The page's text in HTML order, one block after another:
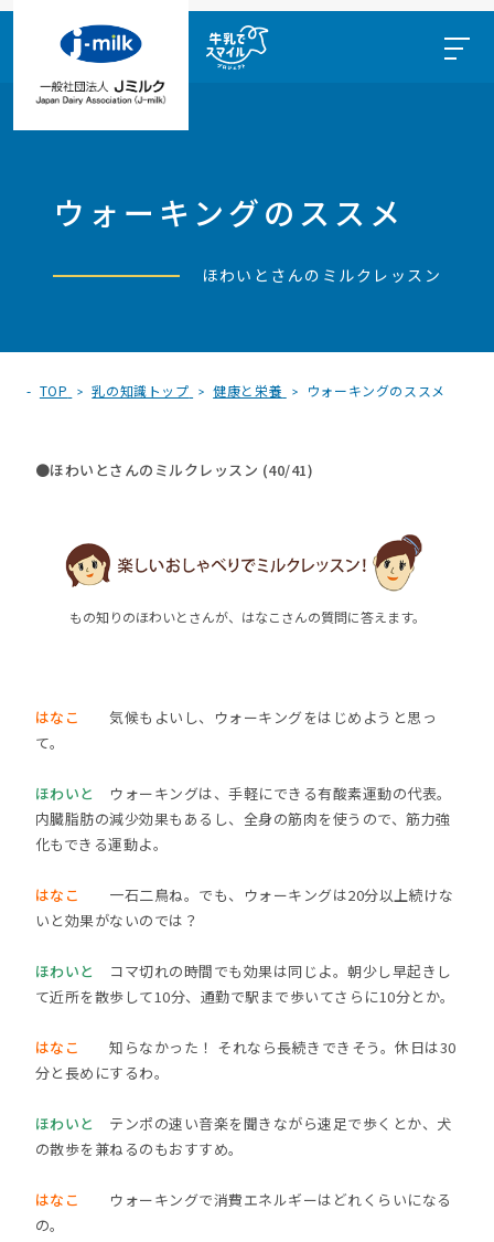
ウォーキングのススメ
ほわいとさんのミルクレッスン
TOP 乳の知識トップ 健康と栄養 ウォーキングのススメ
●ほわいとさんのミルクレッスン (40/41)
もの知りのほわいとさんが、はなこさんの質問に答えます。
はなこ
気候もよいし、ウォーキングをはじめようと思っ
て。
ほわいと
ウォーキングは、手軽にできる有酸素運動の代表。
内臓脂肪の減少効果もあるし、全身の筋肉を使うので、筋力強
化もできる運動よ。
はなこ
一石二鳥ね。でも、ウォーキングは20分以上続けな
いと効果がないのでは？
ほわいと
コマ切れの時間でも効果は同じよ。朝少し早起きし
て近所を散歩して10分、通勤で駅まで歩いてさらに10分とか。
はなこ
知らなかった！ それなら長続きできそう。休日は30
分と長めにするわ。
ほわいと
テンポの速い音楽を聞きながら速足で歩くとか、犬
の散歩を兼ねるのもおすすめ。
はなこ
ウォーキングで消費エネルギーはどれくらいになる
の。